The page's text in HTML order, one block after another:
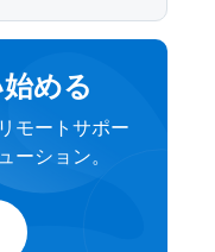
める
モートサポー
ーション。